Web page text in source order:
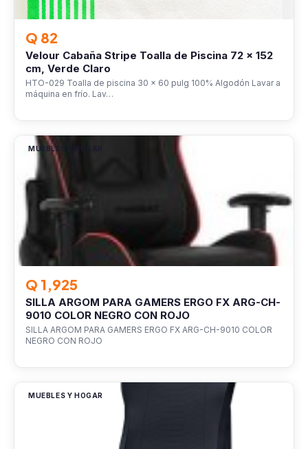
Q 82
Velour Cabaña Stripe Toalla de Piscina 72 x 152
cm, Verde Claro
HTO-029 Toalla de piscina 30 x 60 pulg 100% Algodón Lavar a
máquina en frío. Lav…
MUEBLES Y HOGAR
Q 1,925
SILLA ARGOM PARA GAMERS ERGO FX ARG-CH-
9010 COLOR NEGRO CON ROJO
SILLA ARGOM PARA GAMERS ERGO FX ARG-CH-9010 COLOR
NEGRO CON ROJO
MUEBLES Y HOGAR